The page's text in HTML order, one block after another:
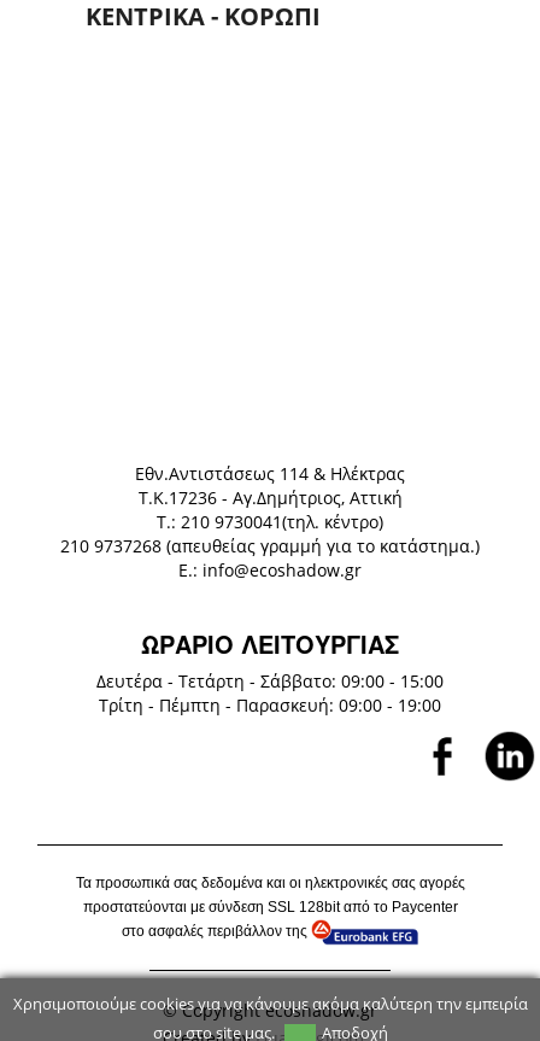
Χρησιμοποιούμε cookies για να κάνουμε ακόμα καλύτερη την εμπειρία
σου στο site μας.
Αποδοχή
ΚΕΝΤΡΙΚΑ - ΚΟΡΩΠΙ
Eθν.Αντιστάσεως 114 & Ηλέκτρας
Τ.Κ.17236 - Αγ.Δημήτριος, Αττική
Τ.: 210 9730041(τηλ. κέντρο)
210 9737268 (απευθείας γραμμή για το κατάστημα.)
E.: info@ecoshadow.gr
ΩΡΑΡΙΟ ΛΕΙΤΟΥΡΓΙΑΣ
Δευτέρα - Τετάρτη - Σάββατο: 09:00 - 15:00
Τρίτη - Πέμπτη - Παρασκευή: 09:00 - 19:00
Τα προσωπικά σας δεδομένα και οι ηλεκτρονικές σας αγορές
προστατεύονται με σύνδεση SSL128bit από το Paycenter
στο ασφαλές περιβάλλον της
© Copyright ecoshadow.gr